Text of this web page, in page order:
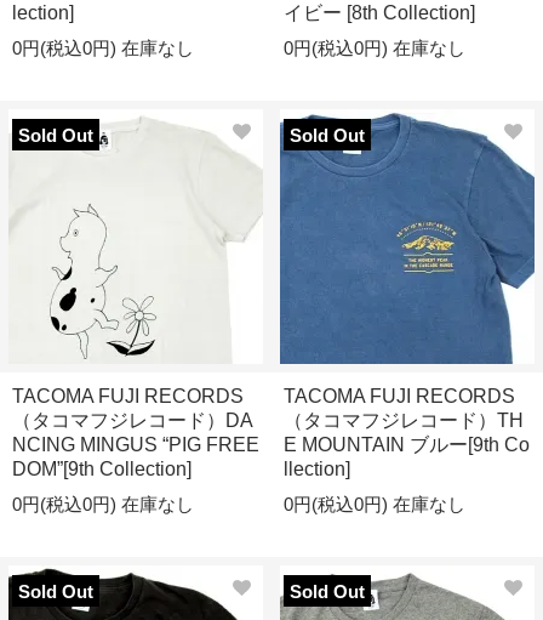
lection]
0円(税込0円) 在庫なし
イビー [8th Collection]
0円(税込0円) 在庫なし
Sold Out
TACOMA FUJI RECORDS
（タコマフジレコード）DA
NCING MINGUS “PIG FREE
DOM”[9th Collection]
0円(税込0円) 在庫なし
Sold Out
TACOMA FUJI RECORDS
（タコマフジレコード）TH
E MOUNTAIN ブルー[9th Co
llection]
0円(税込0円) 在庫なし
Sold Out Sold Out